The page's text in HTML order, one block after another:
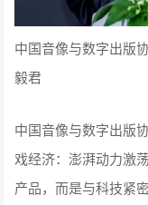
中国音像与数字出版
产品，而是与科技紧
的重要场景，中华传
要途径，发展数字经